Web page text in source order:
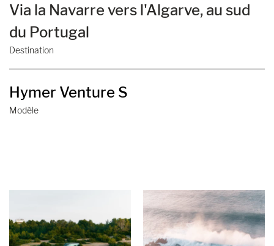
Destination
Via la Navarre vers l'Algarve, au sud
du Portugal
Modèle
Hymer Venture S